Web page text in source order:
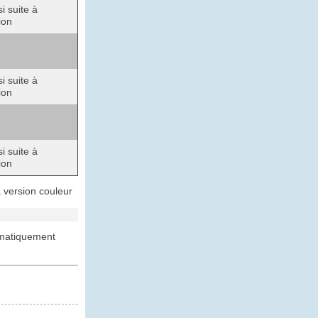
suite à
suite à
suite à
version couleur